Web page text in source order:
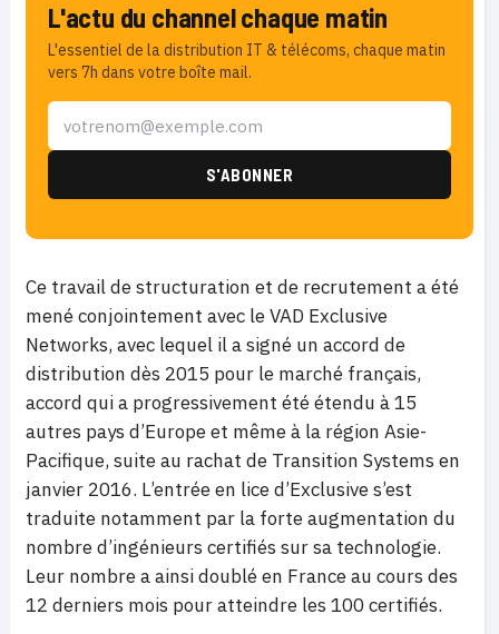
L'actu du channel chaque matin
L'essentiel de la distribution IT & télécoms, chaque matin
vers 7h dans votre boîte mail.
Ce travail de structuration et de recrutement a été
mené conjointement avec le VAD Exclusive
Networks, avec lequel il a signé un accord de
distribution dès 2015 pour le marché français,
accord qui a progressivement été étendu à 15
autres pays d’Europe et même à la région Asie-
Pacifique, suite au rachat de Transition Systems en
janvier 2016. L’entrée en lice d’Exclusive s’est
traduite notamment par la forte augmentation du
nombre d’ingénieurs certifiés sur sa technologie.
Leur nombre a ainsi doublé en France au cours des
12 derniers mois pour atteindre les 100 certifiés.